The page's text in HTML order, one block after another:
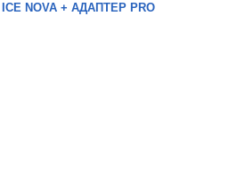
NOVA + АДАПТЕР PRO